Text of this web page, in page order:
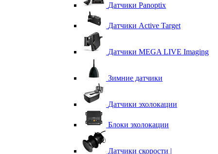
Датчики Panoptix
Датчики Active Target
Датчики MEGA LIVE Imaging
Зимние датчики
Датчики эхолокации
Блоки эхолокации
Датчики скорости |